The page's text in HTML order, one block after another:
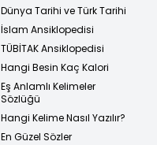
Dünya Tarihi ve Türk Tarihi
İslam Ansiklopedisi
TÜBİTAK Ansiklopedisi
Hangi Besin Kaç Kalori
Eş Anlamlı Kelimeler
Sözlüğü
Hangi Kelime Nasıl Yazılır?
En Güzel Sözler